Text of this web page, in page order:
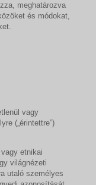
meghatározva
és módokat,
vagy
(„érintettre”)
etnikai
világnézeti
utaló személyes